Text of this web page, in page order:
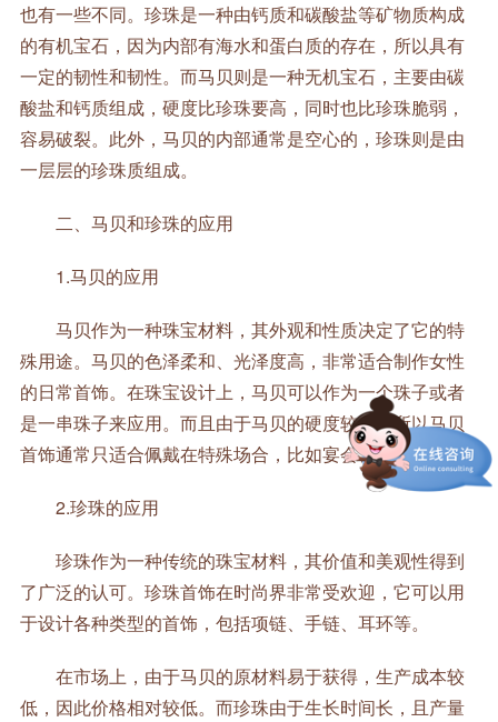
也有一些不同。珍珠是一种由钙质和碳酸盐等矿物质构成
的有机宝石，因为内部有海水和蛋白质的存在，所以具有
一定的韧性和韧性。而马贝则是一种无机宝石，主要由碳
酸盐和钙质组成，硬度比珍珠要高，同时也比珍珠脆弱，
容易破裂。此外，马贝的内部通常是空心的，珍珠则是由
一层层的珍珠质组成。
二、马贝和珍珠的应用
1.马贝的应用
马贝作为一种珠宝材料，其外观和性质决定了它的特
殊用途。马贝的色泽柔和、光泽度高，非常适合制作女性
的日常首饰。在珠宝设计上，马贝可以作为一个珠子或者
是一串珠子来应用。而且由于马贝的硬度较低，所以马贝
首饰通常只适合佩戴在特殊场合，比如宴会、聚会等。
2.珍珠的应用
珍珠作为一种传统的珠宝材料，其价值和美观性得到
了广泛的认可。珍珠首饰在时尚界非常受欢迎，它可以用
于设计各种类型的首饰，包括项链、手链、耳环等。
在市场上，由于马贝的原材料易于获得，生产成本较
低，因此价格相对较低。而珍珠由于生长时间长，且产量